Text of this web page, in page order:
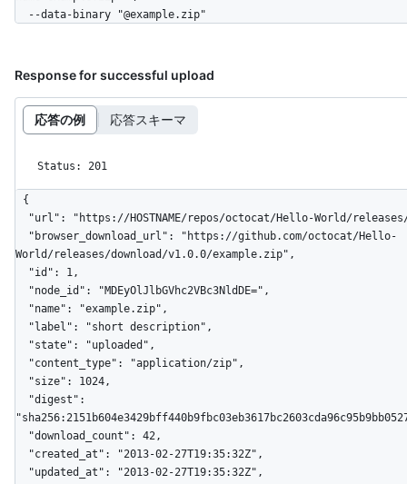
  --data-binary "@example.zip"
Response for successful upload
応答の例 応答スキーマ
Status: 201
{
World/releases/download/v1.0.0/example.zip",